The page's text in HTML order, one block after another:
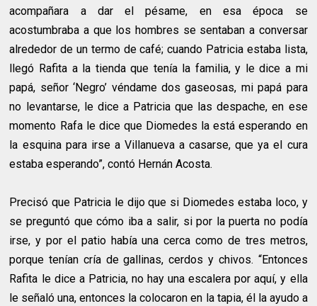
acompañara a dar el pésame, en esa época se
acostumbraba a que los hombres se sentaban a conversar
alrededor de un termo de café; cuando Patricia estaba lista,
llegó Rafita a la tienda que tenía la familia, y le dice a mi
papá, señor ‘Negro’ véndame dos gaseosas, mi papá para
no levantarse, le dice a Patricia que las despache, en ese
momento Rafa le dice que Diomedes la está esperando en
la esquina para irse a Villanueva a casarse, que ya el cura
estaba esperando”, contó Hernán Acosta.
Precisó que Patricia le dijo que si Diomedes estaba loco, y
se preguntó que cómo iba a salir, si por la puerta no podía
irse, y por el patio había una cerca como de tres metros,
porque tenían cría de gallinas, cerdos y chivos. “Entonces
Rafita le dice a Patricia, no hay una escalera por aquí, y ella
le señaló una, entonces la colocaron en la tapia, él la ayudo a